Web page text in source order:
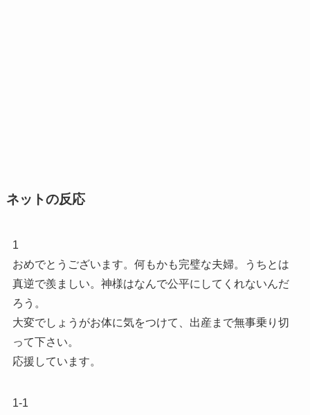
ネットの反応
1
おめでとうございます。何もかも完璧な夫婦。うちとは
真逆で羨ましい。神様はなんで公平にしてくれないんだ
ろう。
大変でしょうがお体に気をつけて、出産まで無事乗り切
って下さい。
応援しています。
1-1